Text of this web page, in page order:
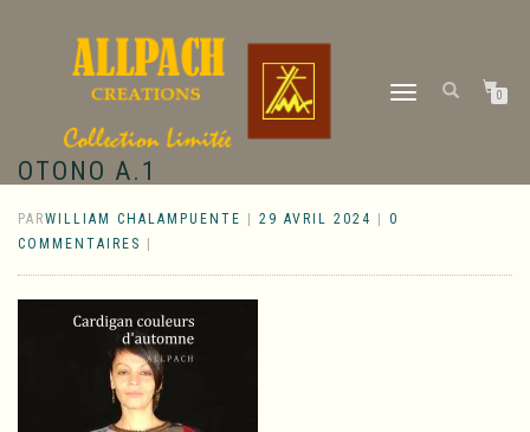
DÉPLIER
0
OTONO A.1
PARWILLIAM CHALAMPUENTE 29 AVRIL 2024
0
COMMENTAIRES